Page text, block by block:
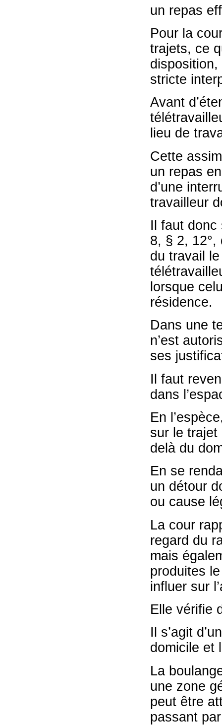
un repas
Pour la
trajets, ce
stricte
Avant
lieu de
Cette
un repas
d’une
travailleur
Il faut donc
8, § 2,
du travail
lorsque
résidence.
Dans une
n’est
ses
Il faut
dans
En
sur le trajet
delà du
En se
un détour
ou cause
La cour
regard du
mais
produites
influer sur
Elle vérifie
Il s’agit
domicile et
La
une zone
peut être
passant